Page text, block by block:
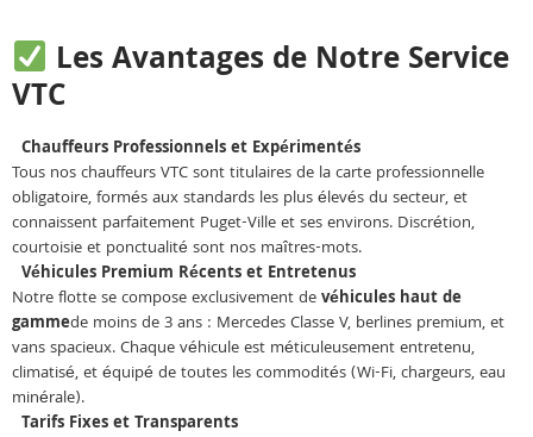
Les Avantages de Notre Service
VTC
Chauffeurs Professionnels et Expérimentés
Tous nos chauffeurs VTC sont titulaires de la carte professionnelle
obligatoire, formés aux standards les plus élevés du secteur, et
connaissent parfaitement Puget-Ville et ses environs. Discrétion,
courtoisie et ponctualité sont nos maîtres-mots.
Véhicules Premium Récents et Entretenus
Notre flotte se compose exclusivement devéhicules haut de
gammede moins de 3 ans : Mercedes Classe V, berlines premium, et
vans spacieux. Chaque véhicule est méticuleusement entretenu,
climatisé, et équipé de toutes les commodités (Wi-Fi, chargeurs, eau
minérale).
Tarifs Fixes et Transparents